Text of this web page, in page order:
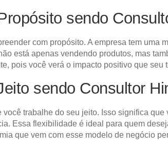
sendo
com propósito. A empresa tem
está apenas vendendo produtos, mas
pois você verá o impacto positivo que
sendo Consultor
trabalhe do seu jeito. Isso significa
Essa flexibilidade é ideal para quem
que vem com esse modelo de negócio